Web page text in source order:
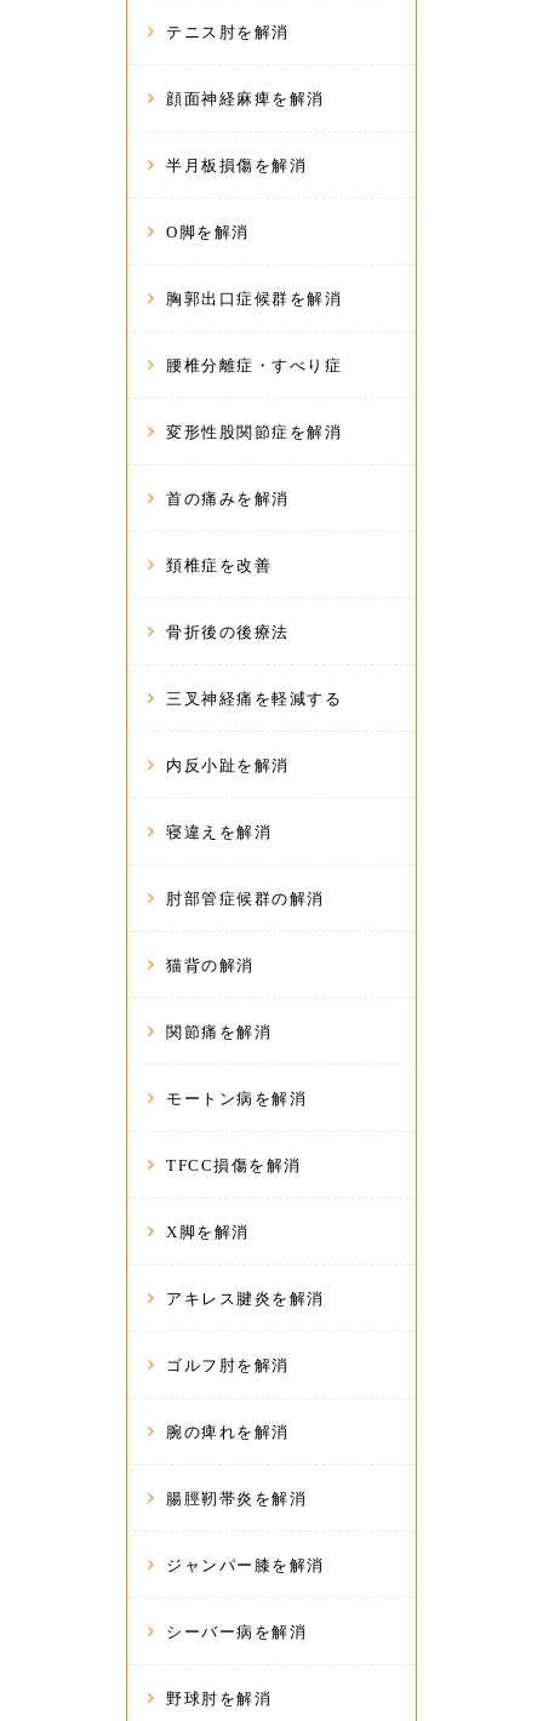
テニス肘を解消
顔面神経麻痺を解消
半月板損傷を解消
O脚を解消
胸郭出口症候群を解消
腰椎分離症・すべり症
変形性股関節症を解消
首の痛みを解消
頚椎症を改善
骨折後の後療法
三叉神経痛を軽減する
内反小趾を解消
寝違えを解消
肘部管症候群の解消
猫背の解消
関節痛を解消
モートン病を解消
TFCC損傷を解消
X脚を解消
アキレス腱炎を解消
ゴルフ肘を解消
腕の痺れを解消
腸脛靭帯炎を解消
ジャンパー膝を解消
シーバー病を解消
野球肘を解消